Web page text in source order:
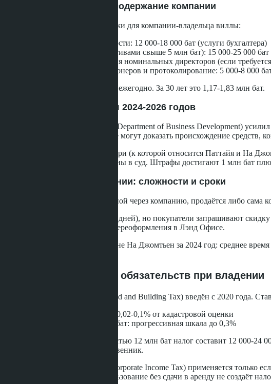
Структура расходов на содержание компании
Ежегодные обязательные платежи для компании-владельца виллы:
Подача налоговой отчётности: 12 000-18 000 бат (услуги бухгалтера)
Аудит (для компаний с активами свыше 5 млн бат): 15 000-25 000 бат
Продление рабочих виз для номинальных директоров (если
Ежегодное собрание акционеров и протоколирование: 5 000-8 000
Общая сумма: 39 000-61 000 бат ежегодно. За 30 лет это 1,17-1,83 млн бат.
Юридические изменения 2024-2026 годов
Департамент развития бизнеса (Department of Business Development)
акционеров. Если акционеры не могут доказать происхождение средств,
В 2025 году в провинции Чонбури (к которой относится Паттайя и На
реструктуризации, 7 дел переданы в суд. Штрафы достигают 1 млн бат
Продажа виллы в компании: сложности и сроки
При продаже виллы, оформленной через компанию, продаётся либо сама
Первый вариант быстрее (30-45 дней), но покупатели запрашивают
аудита, налоговых проверок и переоформления в Лэнд Офисе.
Статистика продаж вилл в районе На Джомтьен за 2024 год: среднее
Сравнение налоговых обязательств при владении
Налог на землю и строения (Land and Building Tax) введён с 2020 года.
Стоимость до 50 млн бат: 0,02-0,1% от кадастровой оценки
Стоимость свыше 50 млн бат: прогрессивная шкала до 0,3%
Для виллы кадастровой стоимостью 12 млн бат налог составит 12 000-24
компанию - компания как собственник.
Налог на прибыль компании (Corporate Income Tax) применяется только
чистой прибыли. Личное использование без сдачи в аренду не создаёт